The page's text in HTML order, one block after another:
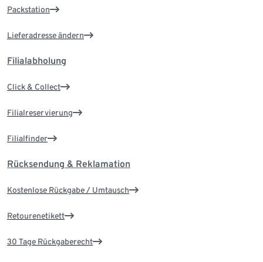
Packstation
Lieferadresse ändern
Filialabholung
Click & Collect
Filialreservierung
Filialfinder
Rücksendung & Reklamation
Kostenlose Rückgabe / Umtausch
Retourenetikett
30 Tage Rückgaberecht